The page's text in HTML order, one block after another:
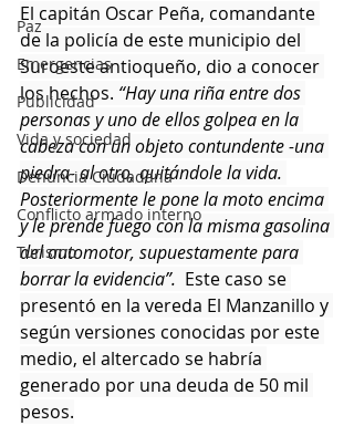
Paz
Emergencias
Publicidad
Vida y sociedad
Denuncia Ciudadana
Conflicto armado interno
Turismo
El capitán Oscar Peña, comandante
de la policía de este municipio del
Suroeste antioqueño, dio a conocer
los hechos. “Hay una riña entre dos
personas y uno de ellos golpea en la
cabeza con un objeto contundente -una
piedra- al otro, quitándole la vida.
Posteriormente le pone la moto encima
y le prende fuego con la misma gasolina
del automotor, supuestamente para
borrar la evidencia”. Este caso se
presentó en la vereda El Manzanillo y
según versiones conocidas por este
medio, el altercado se habría
generado por una deuda de 50 mil
pesos.